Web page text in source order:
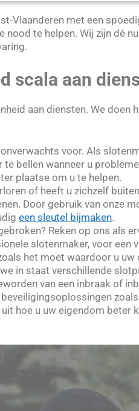
Vlaanderen met een
te helpen. Wij zijn dé
scala aan
aan diensten. We
voor. Als
bellen wanneer u
plaatse om u te helpen.
of heeft u zichzelf
Door gebruik van onze
een sleutel bijmaken.
Reken op ons als
slotenmaker, voor een
het moet waardoor u
in staat verschillende
van een inbraak of
zoals
hoe u uw eigendom beter